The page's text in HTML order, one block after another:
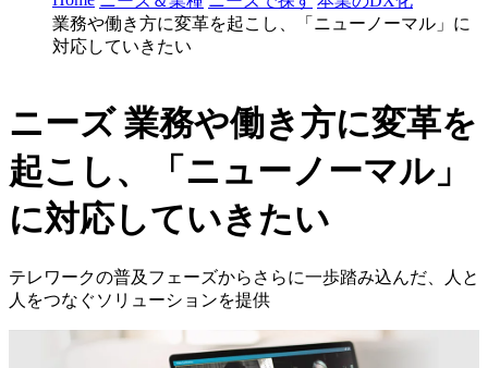
業務や働き方に変革を起こし、「ニューノーマル」に
対応していきたい
ニーズ 業務や働き方に変革を
起こし、「ニューノーマル」
に対応していきたい
テレワークの普及フェーズからさらに一歩踏み込んだ、人と
人をつなぐソリューションを提供